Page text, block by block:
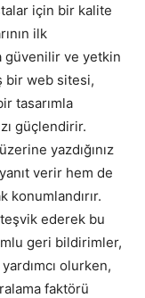
için bir kalite
ilk
güvenilir ve yetkin
bir web sitesi,
tasarımla
güçlendirir.
yazdığınız
verir hem de
konumlandırır.
teşvik ederek bu
geri bildirimler,
olurken,
faktörü